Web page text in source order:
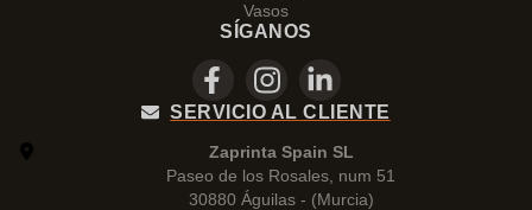
Vasos
SÍGANOS
SERVICIO AL CLIENTE
Zaprinta Spain SL
Paseo de los Rosales, num 51
30880 Águilas - (Murcia)